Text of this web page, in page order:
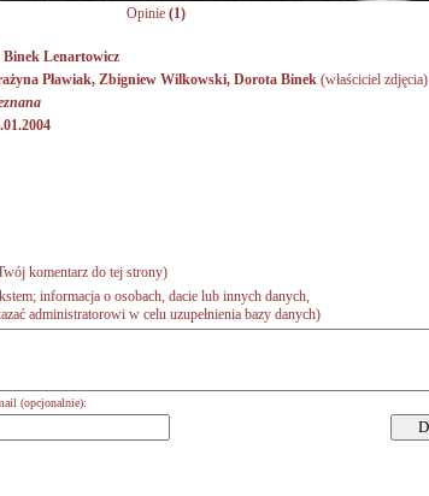
Opinie(1)
Binek Lenartowicz
Pławiak, Zbigniew Wilkowski, Dorota Binek (właściciel zdjęcia)
komentarz do tej strony)
informacja o osobach, dacie lub innych danych,
administratorowi w celu uzupełnienia bazy danych)
(opcjonalnie):